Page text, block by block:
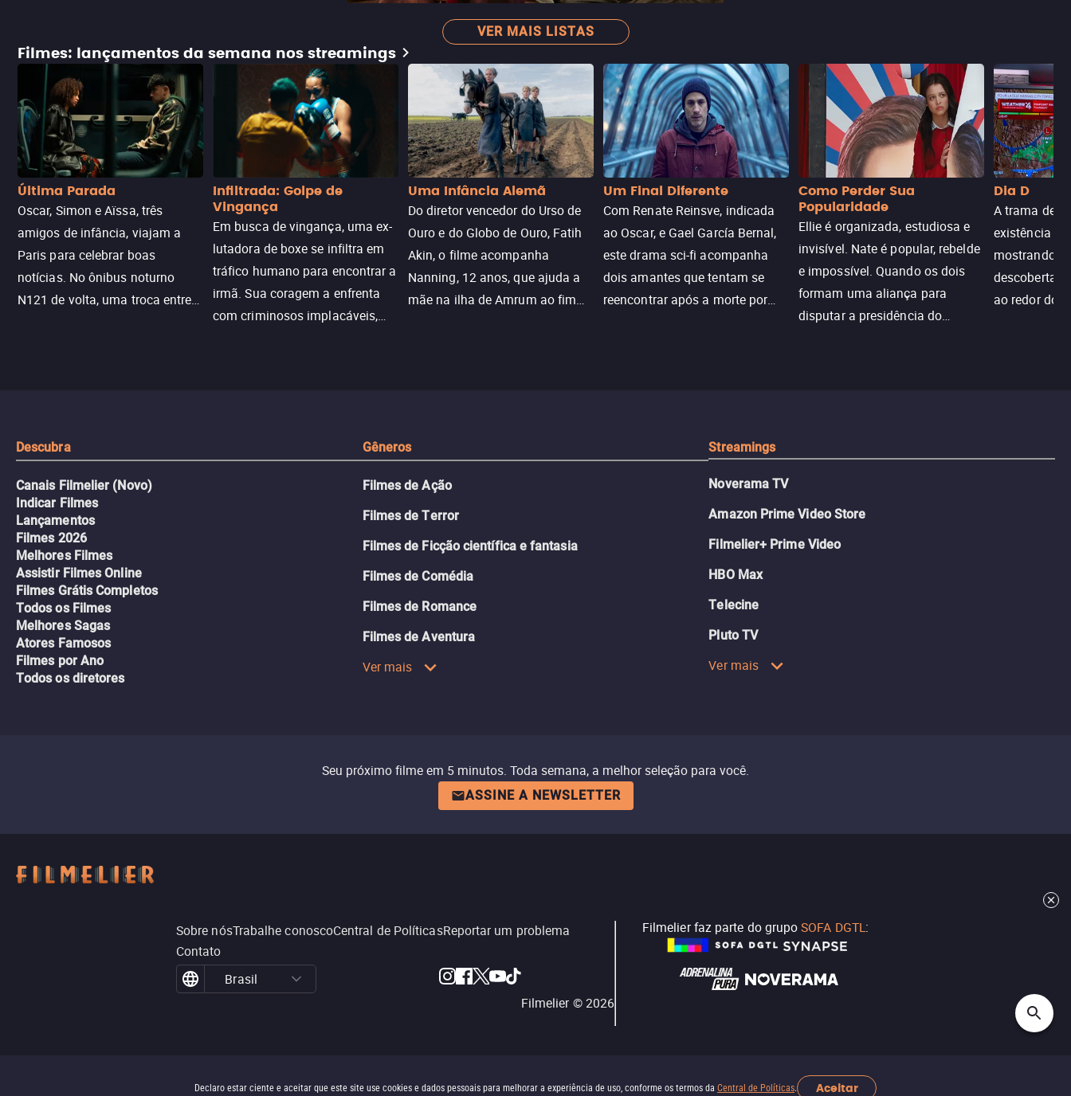
Declaro estar ciente e aceitar que este site use cookies e dados pessoais para melhorar a experiência de uso, conforme os termos da Central de Políticas. Aceitar
VER MAIS LISTAS
Filmes: lançamentos da semana nos streamings
Última Parada
Oscar, Simon e Aïssa, três
amigos de infância, viajam a
Paris para celebrar boas
notícias. No ônibus noturno
N121 de volta, uma troca entre
Infiltrada: Golpe de
Vingança
Em busca de vingança, uma ex-
lutadora de boxe se infiltra em
tráfico humano para encontrar a
irmã. Sua coragem a enfrenta
com criminosos implacáveis,
Uma Infância Alemã
Do diretor vencedor do Urso de
Ouro e do Globo de Ouro, Fatih
Akin, o filme acompanha
Nanning, 12 anos, que ajuda a
mãe na ilha de Amrum ao fim
Um Final Diferente
Com Renate Reinsve, indicada
ao Oscar, e Gael García Bernal,
este drama sci-fi acompanha
dois amantes que tentam se
reencontrar após a morte por
Como Perder Sua
Popularidade
Ellie é organizada, estudiosa e
invisível. Nate é popular, rebelde
e impossível. Quando os dois
formam uma aliança para
disputar a presidência do
Dia D
A trama de
existência
mostrando
descoberta
ao redor do
Descubra
Canais Filmelier (Novo)
Indicar Filmes
Lançamentos
Filmes 2026
Melhores Filmes
Assistir Filmes Online
Filmes Grátis Completos
Todos os Filmes
Melhores Sagas
Atores Famosos
Filmes por Ano
Todos os diretores
Gêneros
Filmes de Ação
Filmes de Terror
Filmes de Ficção científica e fantasia
Filmes de Comédia
Filmes de Romance
Filmes de Aventura
Ver mais
Streamings
Noverama TV
Amazon Prime Video Store
Filmelier+ Prime Video
HBO Max
Telecine
Pluto TV
Ver mais
Seu próximo filme em 5 minutos. Toda semana, a melhor seleção para você.
ASSINE A NEWSLETTER
Sobre nósTrabalhe conoscoCentral de PolíticasReportar um problema
Contato
Brasil
Filmelier ©2026
Filmelier faz parte do grupoSOFA DGTL: